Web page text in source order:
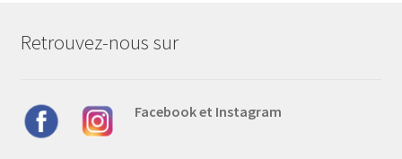
la
Retrouvez-nous sur
Facebook et Instagram